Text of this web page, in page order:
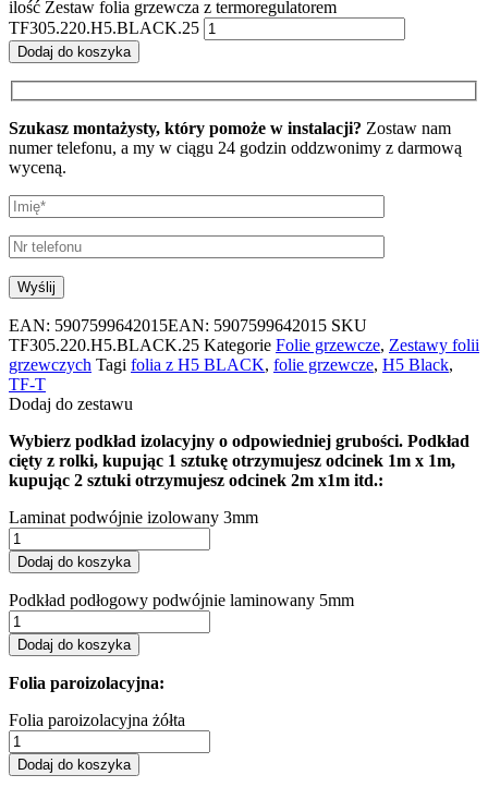
ilość Zestaw folia grzewcza z termoregulatorem
TF305.220.H5.BLACK.25
Dodaj do koszyka
Szukasz montażysty, który pomoże w instalacji? Zostaw nam
numer telefonu, a my w ciągu 24 godzin oddzwonimy z darmową
wyceną.
EAN: 5907599642015EAN: 5907599642015 SKU
TF305.220.H5.BLACK.25 Kategorie Folie grzewcze, Zestawy folii
grzewczych Tagi folia z H5 BLACK, folie grzewcze, H5 Black,
TF-T
Dodaj do zestawu
Wybierz podkład izolacyjny o odpowiedniej grubości. Podkład
cięty z rolki, kupując 1 sztukę otrzymujesz odcinek 1m x 1m,
kupując 2 sztuki otrzymujesz odcinek 2m x1m itd.:
Laminat podwójnie izolowany 3mm
Dodaj do koszyka
Podkład podłogowy podwójnie laminowany 5mm
Dodaj do koszyka
Folia paroizolacyjna:
Folia paroizolacyjna żółta
Dodaj do koszyka